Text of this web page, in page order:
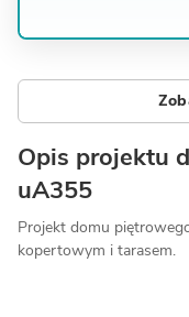
Opis projektu
uA355
Projekt domu
kopertowym i tarasem.